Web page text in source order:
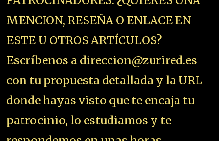
MENCION, RESEÑA O ENLACE EN
ESTE U OTROS ARTÍCULOS?
Escríbenos a direccion@zurired.es
con tu propuesta detallada y la URL
donde hayas visto que te encaja tu
patrocinio, lo estudiamos y te